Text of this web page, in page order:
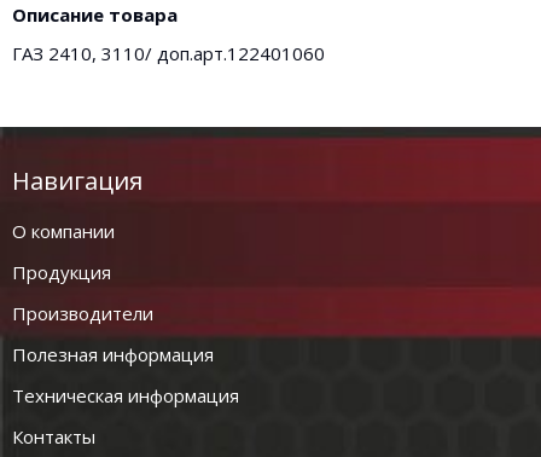
Описание товара
ГАЗ 2410, 3110/ доп.арт.122401060
Навигация
О компании
Продукция
Производители
Полезная информация
Техническая информация
Контакты